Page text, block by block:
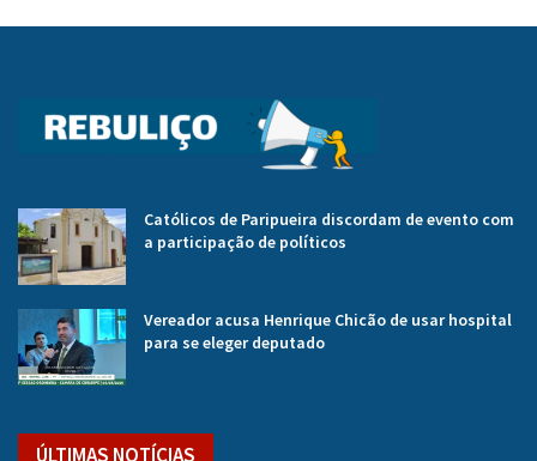
Católicos de Paripueira discordam de evento com
a participação de políticos
Vereador acusa Henrique Chicão de usar hospital
para se eleger deputado
ÚLTIMAS NOTÍCIAS